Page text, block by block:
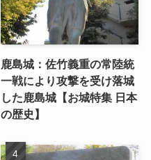
鹿島城：佐竹義重の常陸統
一戦により攻撃を受け落城
した鹿島城【お城特集 日本
の歴史】